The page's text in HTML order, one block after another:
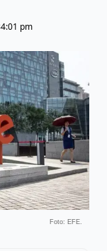
pm
Foto: EFE.